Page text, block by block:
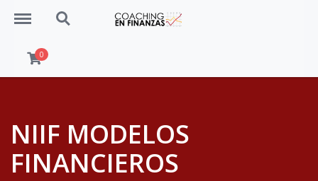
Menu Search
0
NIIF MODELOS
FINANCIEROS